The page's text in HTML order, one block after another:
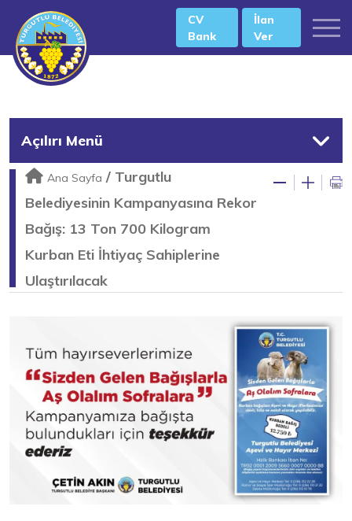
CV
Bank
İlan
Ver
Açılırı Menü
Ana Sayfa / Turgutlu
Belediyesinin Kampanyasına Rekor
Bağış: 13 Ton 700 Kilogram
Kurban Eti İhtiyaç Sahiplerine
Ulaştırılacak